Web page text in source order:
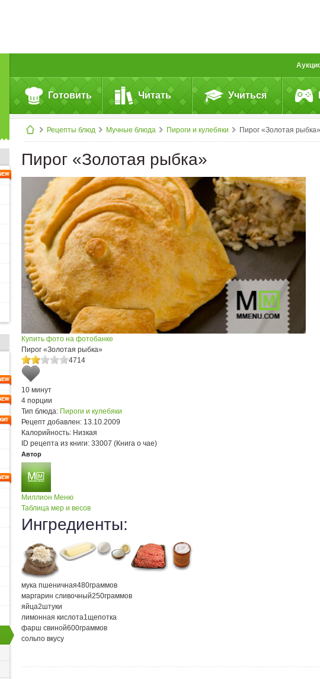
Готовить Читать Учиться
Рецепты блюд Мучные блюда Пироги и кулебяки Пирог «Золотая рыбка»
Пирог «Золотая рыбка»
Купить фото на фотобанке
Пирог «Золотая рыбка»
4714
10 минут
4 порции
Тип блюда: Пироги и кулебяки
Рецепт добавлен: 13.10.2009
Калорийность: Низкая
ID рецепта из книги: 33007 (Книга о чае)
Автор
Миллион Меню
Таблица мер и весов
Ингредиенты:
мука пшеничная480граммов
маргарин сливочный250граммов
яйца2штуки
лимонная кислота1щепотка
фарш свиной600граммов
сольпо вкусу